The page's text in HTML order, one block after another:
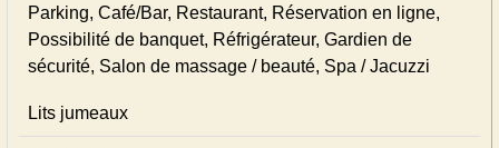
Parking, Café/Bar, Restaurant, Réservation en ligne,
Possibilité de banquet, Réfrigérateur, Gardien de
sécurité, Salon de massage / beauté, Spa / Jacuzzi
Lits jumeaux